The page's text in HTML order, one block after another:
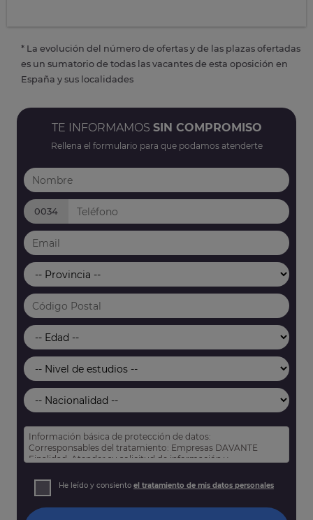
* La evolución del número de ofertas y de las plazas ofertadas
es un sumatorio de todas las vacantes de esta oposición en
España y sus localidades
TE INFORMAMOS SIN COMPROMISO
Rellena el formulario para que podamos atenderte
0034
Información básica de protección de datos:
Corresponsables del tratamiento: Empresas DAVANTE
Finalidad: Atender su solicitud de información y
Derechos: Puede acceder, rectificar y suprimir sus datos,
así como otros derechos tal y como se explica en nuestra
He leído y consiento el tratamiento de mis datos personales